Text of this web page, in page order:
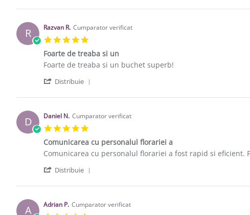
R Razvan R. Cumparator verificat
5.0 star rating
Foarte de treaba si un
Review by Razvan R. on 23 May 2017
review stating Foarte de treaba si un
Foarte de treaba si un buchet superb!
Distribuie
D Daniel N. Cumparator verificat
5.0 star rating
Comunicarea cu personalul florariei a
Review by Daniel N. on 12 Mar 2017
review stating Comunicarea cu personalul florariei a
Comunicarea cu personalul florariei a fost rapid si eficient.
Distribuie
A Adrian P. Cumparator verificat